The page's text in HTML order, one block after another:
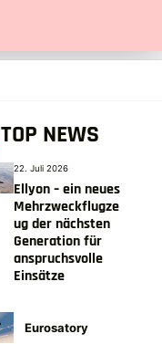
TOP NEWS
22. Juli 2026
Ellyon – ein neues
Mehrzweckflugze
ug der nächsten
Generation für
anspruchsvolle
Einsätze
Eurosatory